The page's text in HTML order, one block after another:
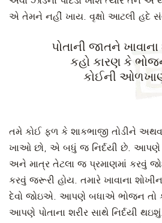
એ તેમને નહીં ખાય. વૃક્ષો આટલી હદે
પોતાની જાતને
કહો કારણ કે
કોઈની
તમે કોઈ ફળ કે શાકભાજી તોડીને
ખાઓ છો, એ બધું જ નિર્દયી છે. આપણે
અને માત્ર તેટલા જ પ્રમાણમાં કરવું
કરવું જરૂરી હોય. તમારે ખાવાના શોખીન
દેવો જોઇએ. આપણે બધાએ ભોજન તો
આપણે પોતાના શરીર સાથે નિર્દયી